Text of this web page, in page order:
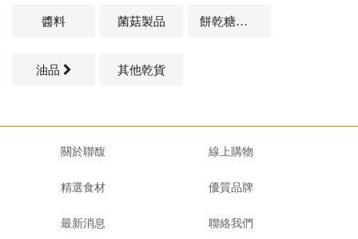
醬料 菌菇製品 餅乾糖果類
油品 其他乾貨
關於聯馥 線上購物
精選食材 優質品牌
最新消息 聯絡我們